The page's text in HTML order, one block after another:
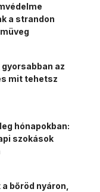
a strandon
az
mit tehetsz
hónapokban:
szokások
bőröd nyáron,